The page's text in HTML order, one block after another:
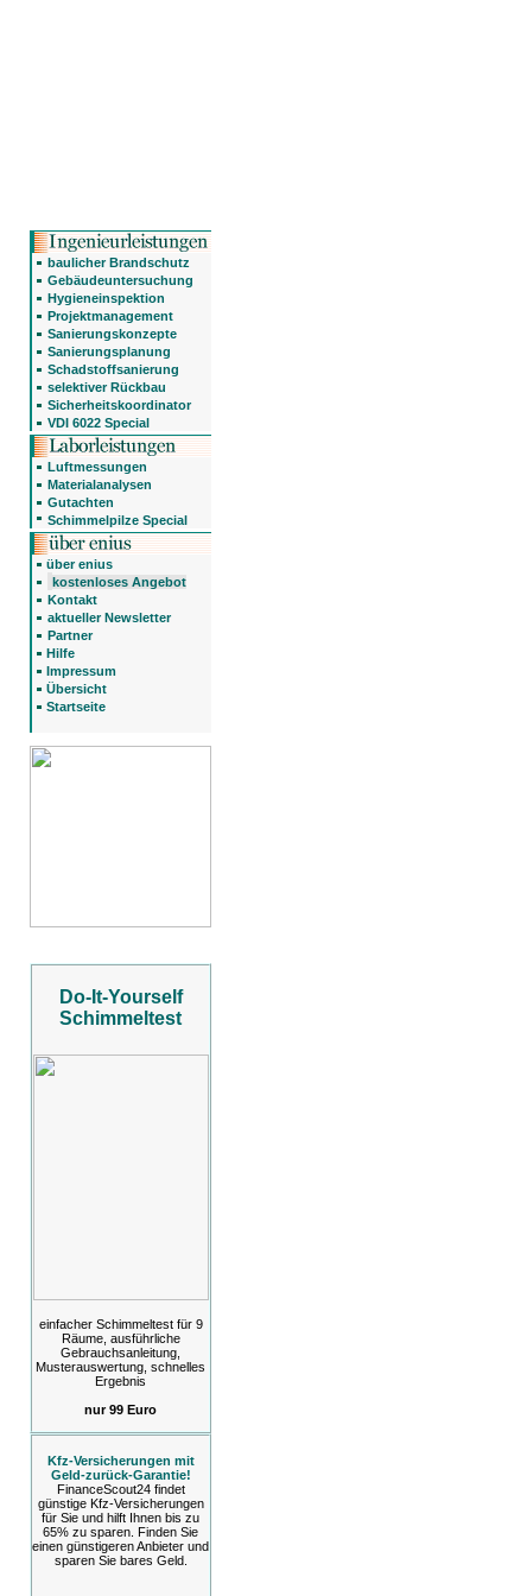
baulicher Brandschutz
Gebäudeuntersuchung
Hygieneinspektion
Projektmanagement
Sanierungskonzepte
Sanierungsplanung
Schadstoffsanierung
selektiver Rückbau
Sicherheitskoordinator
VDI 6022 Special
Luftmessungen
Materialanalysen
Gutachten
Schimmelpilze Special
über enius
kostenloses Angebot
Kontakt
aktueller Newsletter
Partner
Hilfe
Impressum
Übersicht
Startseite
Do-It-Yourself
Schimmeltest
einfacher Schimmeltest für 9
Räume, ausführliche
Gebrauchsanleitung,
Musterauswertung, schnelles
Ergebnis
nur 99 Euro
Kfz-Versicherungen mit
Geld-zurück-Garantie!
FinanceScout24 findet
günstige Kfz-Versicherungen
für Sie und hilft Ihnen bis zu
65% zu sparen. Finden Sie
einen günstigeren Anbieter und
sparen Sie bares Geld.